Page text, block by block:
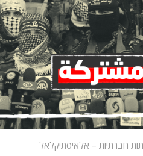
חברתיות – אלאיסתיקלאל